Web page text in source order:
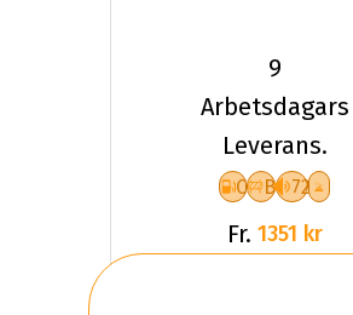
H750
KINERGY
4S2 XL
9
Arbetsdagars
Leverans.
C B 72
Fr. 1351 kr